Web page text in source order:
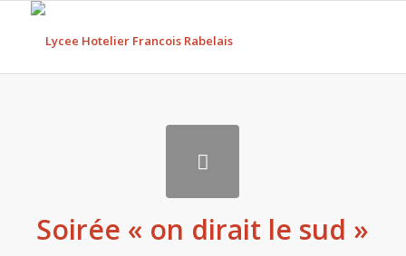
Soirée « on dirait le sud »